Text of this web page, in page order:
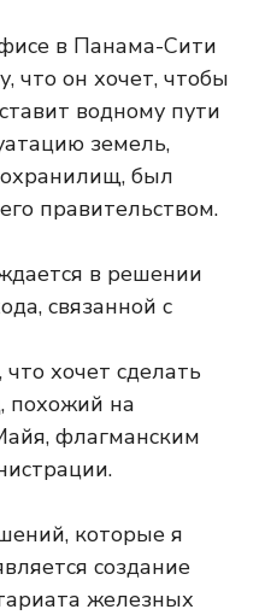
в Панама-Сити
что он хочет, чтобы
водному пути
земель,
был
правительством.
в решении
связанной с
хочет сделать
похожий на
флагманским
которые я
создание
железных